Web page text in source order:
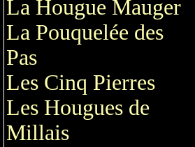
La Hougue Mauger
La Pouquelée des
Pas
Les Cinq Pierres
Les Hougues de
Millais